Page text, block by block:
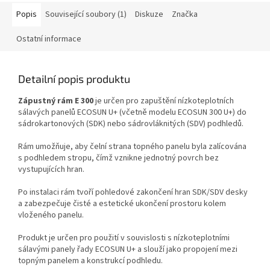
Popis Související soubory (1) Diskuze Značka
Ostatní informace
Detailní popis produktu
Zápustný rám E 300je určen pro zapuštění nízkoteplotních
sálavých panelů ECOSUN U+ (včetně modelu ECOSUN 300 U+) do
sádrokartonových (SDK) nebo sádrovláknitých (SDV) podhledů.
Rám umožňuje, aby čelní strana topného panelu byla zalícována
s podhledem stropu, čímž vznikne jednotný povrch bez
vystupujících hran.
Po instalaci rám tvoří pohledové zakončení hran SDK/SDV desky
a zabezpečuje čisté a estetické ukončení prostoru kolem
vloženého panelu.
Produkt je určen pro použití v souvislosti s nízkoteplotními
sálavými panely řady ECOSUN U+ a slouží jako propojení mezi
topným panelem a konstrukcí podhledu.